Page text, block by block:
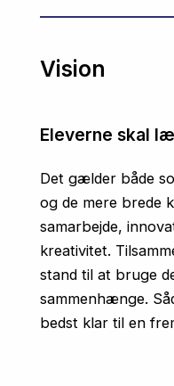
Vision
Eleverne skal
Det gælder både
og de mere brede
samarbejde,
kreativitet.
stand til at bruge
sammenhænge.
bedst klar til en